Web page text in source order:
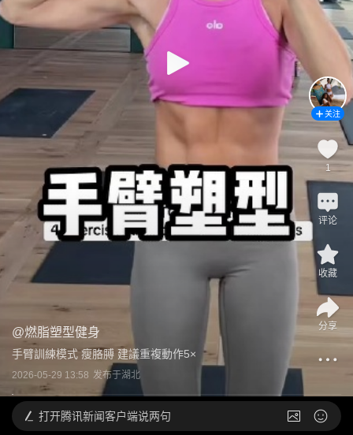
@燃脂塑型健身
手臂訓練模式 瘦胳膊 建議重複動作5×
2026-05-29 13:58 发布于湖北
关注
1
评论
收藏
分享
打开腾讯新闻客户端说两句